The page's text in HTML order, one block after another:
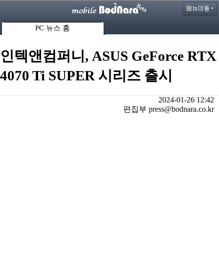
PC 뉴스 홈
인텍앤컴퍼니, ASUS GeForce RTX
4070 Ti SUPER 시리즈 출시
2024-01-26 12:42
편집부 press@bodnara.co.kr